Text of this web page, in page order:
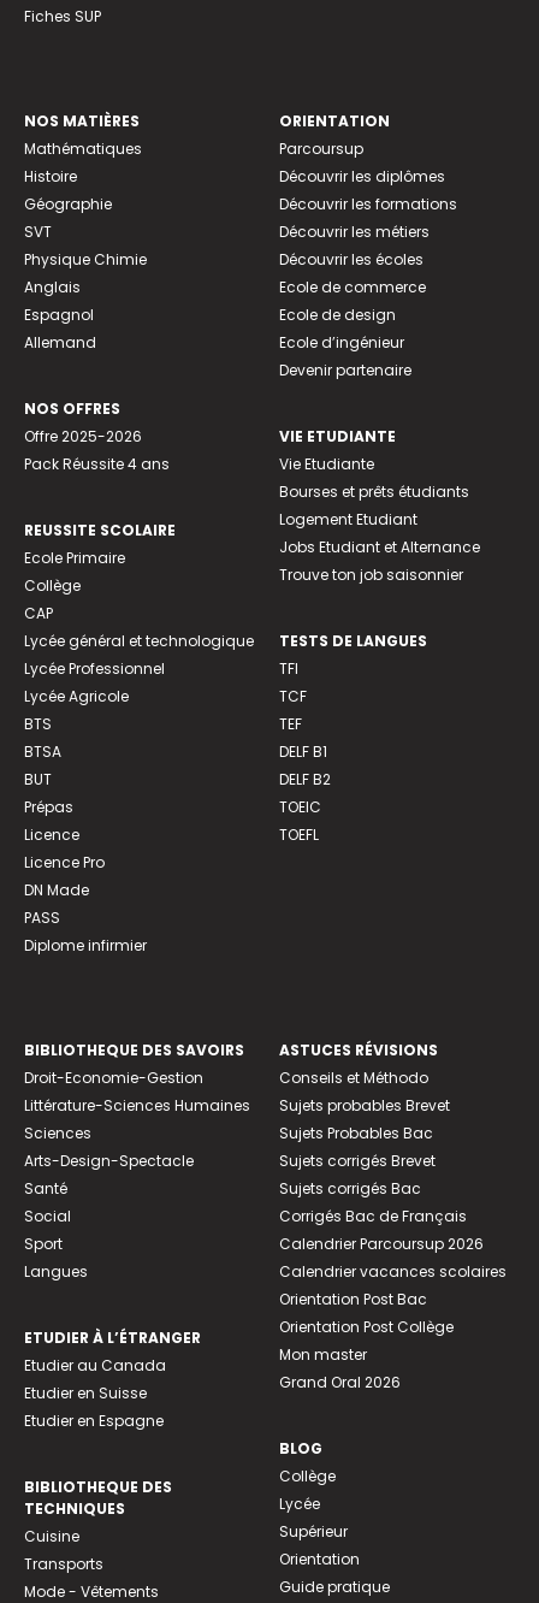
Fiches SUP
NOS MATIÈRES
Mathématiques
Histoire
Géographie
SVT
Physique Chimie
Anglais
Espagnol
Allemand
NOS OFFRES
Offre 2025-2026
Pack Réussite 4 ans
REUSSITE SCOLAIRE
Ecole Primaire
Collège
CAP
Lycée général et technologique
Lycée Professionnel
Lycée Agricole
BTS
BTSA
BUT
Prépas
Licence
Licence Pro
DN Made
PASS
Diplome infirmier
ORIENTATION
Parcoursup
Découvrir les diplômes
Découvrir les formations
Découvrir les métiers
Découvrir les écoles
Ecole de commerce
Ecole de design
Ecole d’ingénieur
Devenir partenaire
VIE ETUDIANTE
Vie Etudiante
Bourses et prêts étudiants
Logement Etudiant
Jobs Etudiant et Alternance
Trouve ton job saisonnier
TESTS DE LANGUES
TFI
TCF
TEF
DELF B1
DELF B2
TOEIC
TOEFL
BIBLIOTHEQUE DES SAVOIRS
Droit-Economie-Gestion
Littérature-Sciences Humaines
Sciences
Arts-Design-Spectacle
Santé
Social
Sport
Langues
ETUDIER À L’ÉTRANGER
Etudier au Canada
Etudier en Suisse
Etudier en Espagne
BIBLIOTHEQUE DES
TECHNIQUES
Cuisine
Transports
Mode - Vêtements
ASTUCES RÉVISIONS
Conseils et Méthodo
Sujets probables Brevet
Sujets Probables Bac
Sujets corrigés Brevet
Sujets corrigés Bac
Corrigés Bac de Français
Calendrier Parcoursup 2026
Calendrier vacances scolaires
Orientation Post Bac
Orientation Post Collège
Mon master
Grand Oral 2026
BLOG
Collège
Lycée
Supérieur
Orientation
Guide pratique